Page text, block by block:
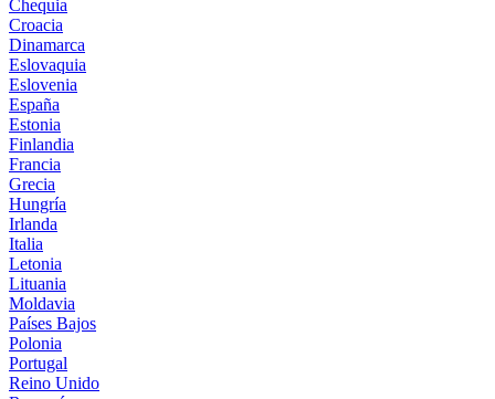
Chequia
Croacia
Dinamarca
Eslovaquia
Eslovenia
España
Estonia
Finlandia
Francia
Grecia
Hungría
Irlanda
Italia
Letonia
Lituania
Moldavia
Países Bajos
Polonia
Portugal
Reino Unido